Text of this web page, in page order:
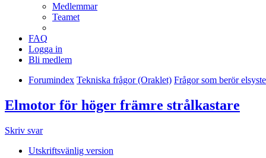
Medlemmar
Teamet
FAQ
Logga in
Bli medlem
Forumindex Tekniska frågor (Oraklet) Frågor som berör
Elmotor för höger främre strålkastare
Skriv svar
Utskriftsvänlig version